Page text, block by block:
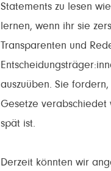
Statements zu lesen
lernen, wenn ihr sie
Transparenten und
auszuüben. Sie
Gesetze
spät ist.
Derzeit könnten wir